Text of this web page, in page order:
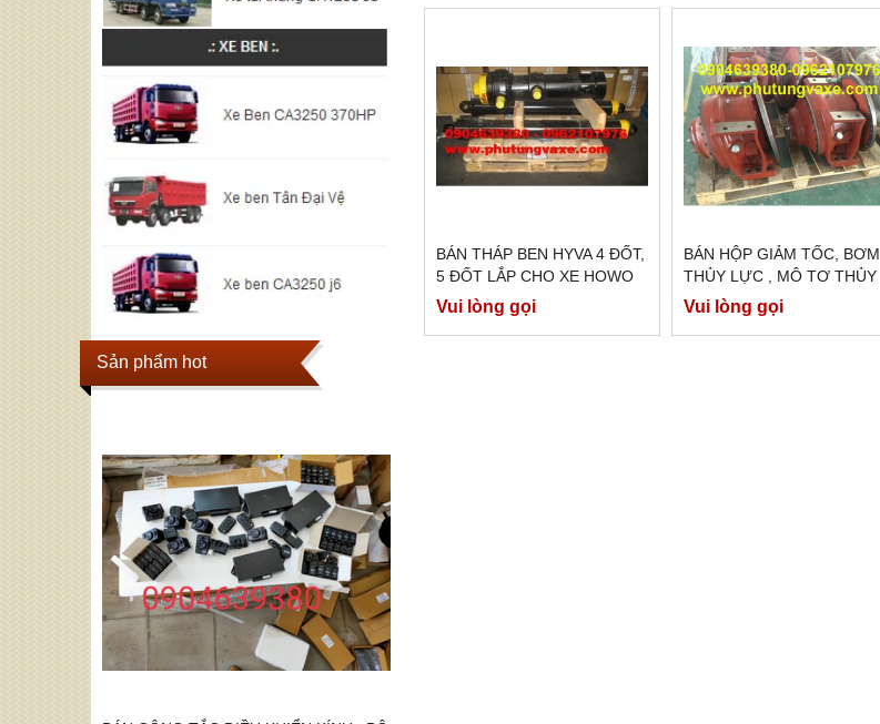
Sản phẩm hot
BÁN THÁP BEN HYVA 4 ĐỐT,
5 ĐỐT LẮP CHO XE HOWO
371 , XE DONGFENG 375
CHÍNH HÃNG
Vui lòng gọi
BÁN HỘP GIẢM TỐC, BƠM
THỦY LỰC , MÔ TƠ THỦY
LỰC XE BỒN TRỘN BÊ
TÔNG EATON
Vui lòng gọi